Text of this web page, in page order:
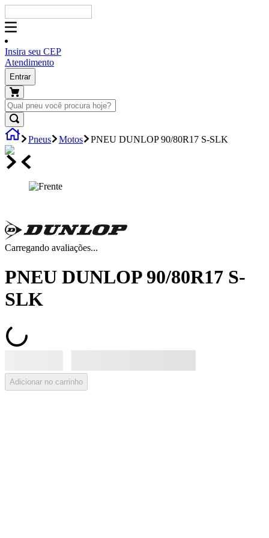
Insira seu CEP
Atendimento
Entrar
Pneus Motos PNEU DUNLOP 90/80R17 S-SLK
Carregando avaliações...
PNEU DUNLOP 90/80R17 S-
SLK
Adicionar no carrinho